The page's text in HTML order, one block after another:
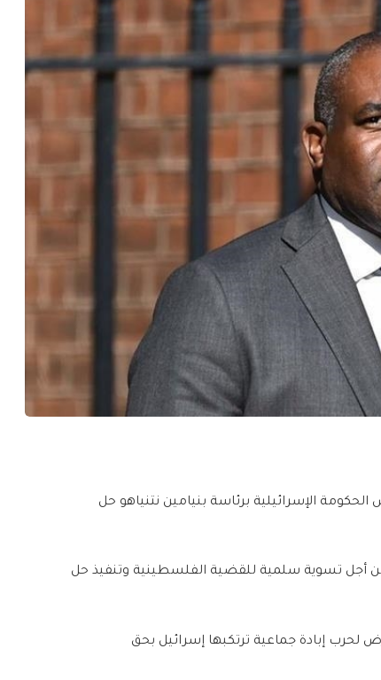
الحكومة الإسرائيلية برئاسة بنيامين نتنياهو حل
أجل تسوية سلمية للقضية الفلسطينية وتنفيذ حل
إبادة جماعية ترتكبها إسرائيل بحق